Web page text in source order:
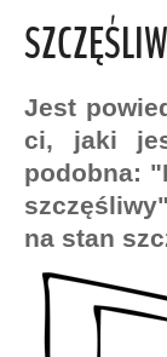
Jest
ci, jaki
podobna:
na stan